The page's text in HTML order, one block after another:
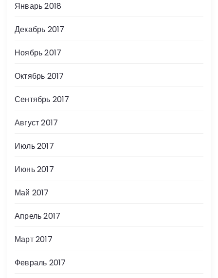
Январь 2018
Декабрь 2017
Ноябрь 2017
Октябрь 2017
Сентябрь 2017
Август 2017
Июль 2017
Июнь 2017
Май 2017
Апрель 2017
Март 2017
Февраль 2017